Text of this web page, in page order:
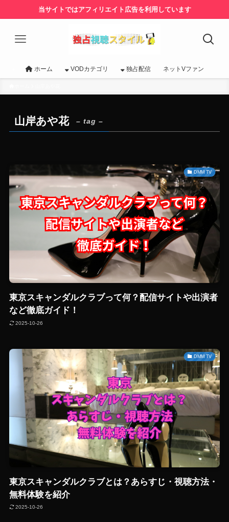
当サイトではアフィリエイト広告を利用しています
ホーム VODカテゴリ 独占配信 ネットVファン
山岸あや花 – tag –
DMM TV
東京スキャンダルクラブって何？配信サイトや出演者
など徹底ガイド！
2025-10-26
DMM TV
東京スキャンダルクラブとは？あらすじ・視聴方法・
無料体験を紹介
2025-10-26